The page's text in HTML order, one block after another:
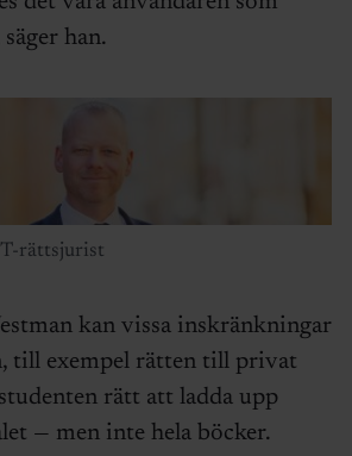
han.
rättsjurist
kan vissa inskränkningar
till exempel rätten till privat
rätt att ladda upp
— men inte hela böcker.